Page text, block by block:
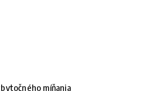
míňania